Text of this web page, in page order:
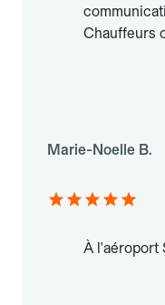
Chauffeurs
Marie-Noelle B.
À l'aéroport